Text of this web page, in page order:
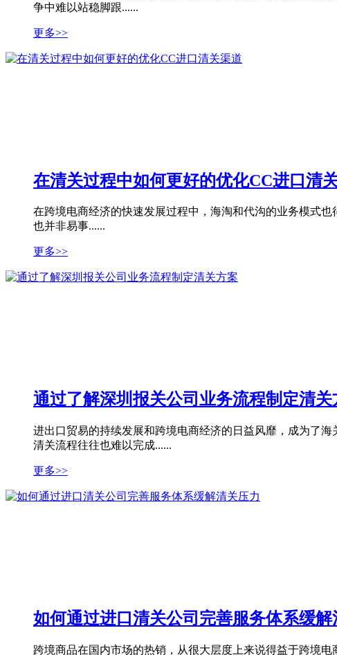
争中难以站稳脚跟......
更多>>
在清关过程中如何更好的优化CC进口清
在跨境电商经济的快速发展过程中，海淘和代沟的业务模式
也并非易事......
更多>>
通过了解深圳报关公司业务流程制定清关
进出口贸易的持续发展和跨境电商经济的日益风靡，成为了
清关流程往往也难以完成......
更多>>
如何通过进口清关公司完善服务体系缓解
跨境商品在国内市场的热销，从很大层度上来说得益于跨境